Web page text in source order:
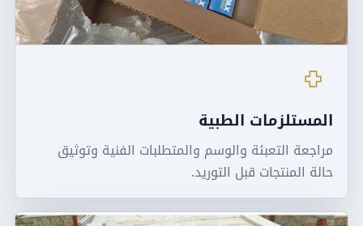
المستلزمات الطبية
مراجعة التعبئة والوسم والمتطلبات الفنية وتوثيق
حالة المنتجات قبل التوريد.